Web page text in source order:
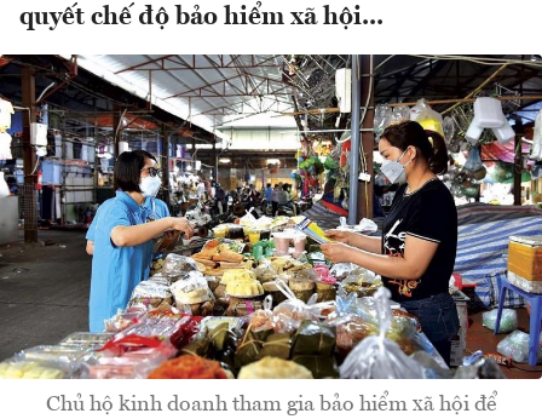
quyết chế độ bảo hiểm xã hội...
Chủ hộ kinh doanh tham gia bảo hiểm xã hội để